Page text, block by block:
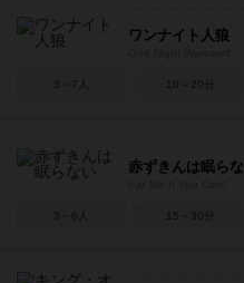
ワンナイト人狼
3～7人 10～20分
赤ずきんは眠ら
3～6人 15～30分